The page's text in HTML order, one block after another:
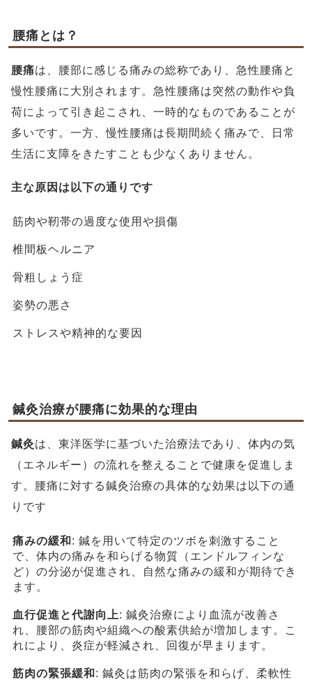
腰痛とは？
腰痛は、腰部に感じる痛みの総称であり、急性腰痛と
慢性腰痛に大別されます。急性腰痛は突然の動作や負
荷によって引き起こされ、一時的なものであることが
多いです。一方、慢性腰痛は長期間続く痛みで、日常
生活に支障をきたすことも少なくありません。
主な原因は以下の通りです
筋肉や靭帯の過度な使用や損傷
椎間板ヘルニア
骨粗しょう症
姿勢の悪さ
ストレスや精神的な要因
鍼灸治療が腰痛に効果的な理由
鍼灸は、東洋医学に基づいた治療法であり、体内の気
（エネルギー）の流れを整えることで健康を促進しま
す。腰痛に対する鍼灸治療の具体的な効果は以下の通
りです
痛みの緩和 : 鍼を用いて特定のツボを刺激すること
で、体内の痛みを和らげる物質（エンドルフィンな
ど）の分泌が促進され、自然な痛みの緩和が期待でき
ます。
血行促進と代謝向上: 鍼灸治療により血流が改善さ
れ、腰部の筋肉や組織への酸素供給が増加します。こ
れにより、炎症が軽減され、回復が早まります。
筋肉の緊張緩和 : 鍼灸は筋肉の緊張を和らげ、柔軟性